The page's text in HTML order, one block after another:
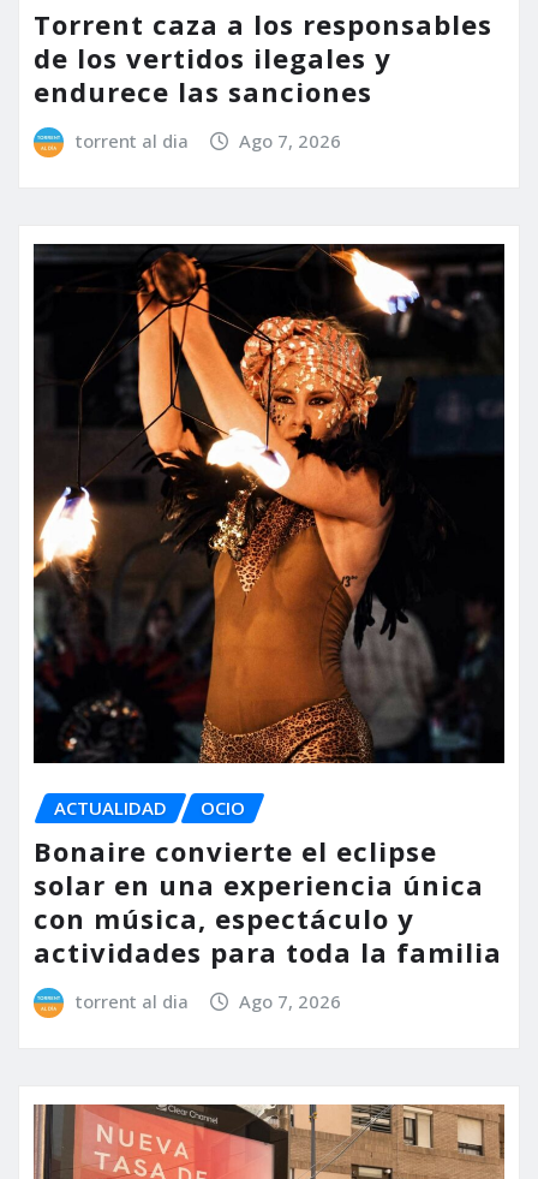
Torrent caza a los responsables
de los vertidos ilegales y
endurece las sanciones
torrent al dia Ago 7, 2026
ACTUALIDAD OCIO
Bonaire convierte el eclipse
solar en una experiencia única
con música, espectáculo y
actividades para toda la familia
torrent al dia Ago 7, 2026